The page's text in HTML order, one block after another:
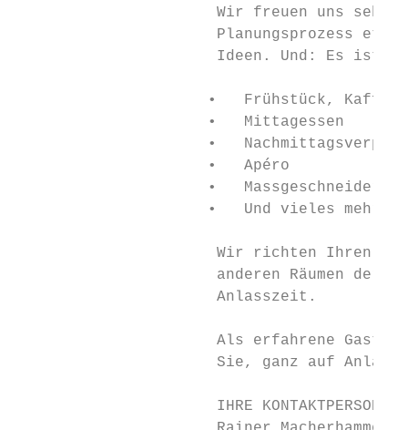
Wir freuen uns sehr
Planungsprozess
Ideen. Und: Es ist
•   Frühstück,
                     •   Mittagessen
•
                     •   Apéro
•   Massgeschneiderte
                     •   Und vieles mehr…
Wir richten Ihren
anderen Räumen der
                      Anlasszeit.
Als erfahrene
Sie, ganz auf
                      IHRE KONTAKTPERSON